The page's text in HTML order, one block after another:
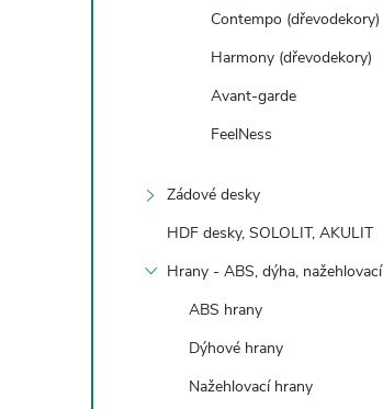
Contempo (dřevodekory)
Harmony (dřevodekory)
Avant-garde
FeelNess
Zádové desky
HDF desky, SOLOLIT, AKULIT
Hrany - ABS, dýha, nažehlovací
ABS hrany
Dýhové hrany
Nažehlovací hrany